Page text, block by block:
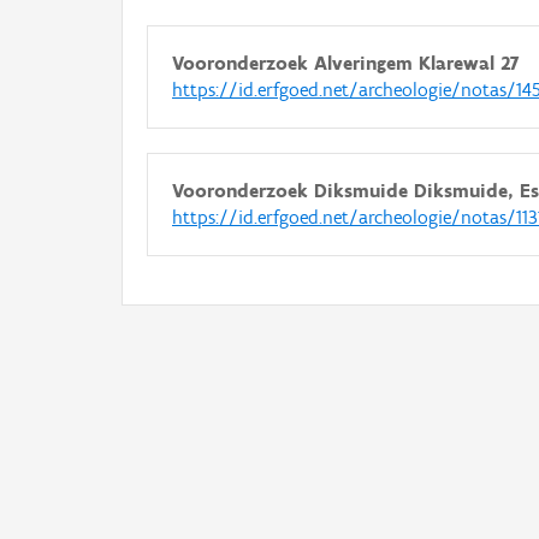
Vooronderzoek Alveringem Klarewal 27
https://id.erfgoed.net/archeologie/notas/
Vooronderzoek Diksmuide Diksmuide,
https://id.erfgoed.net/archeologie/notas/